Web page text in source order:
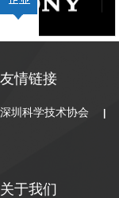
友情链接
深圳科学技术协会
关于我们